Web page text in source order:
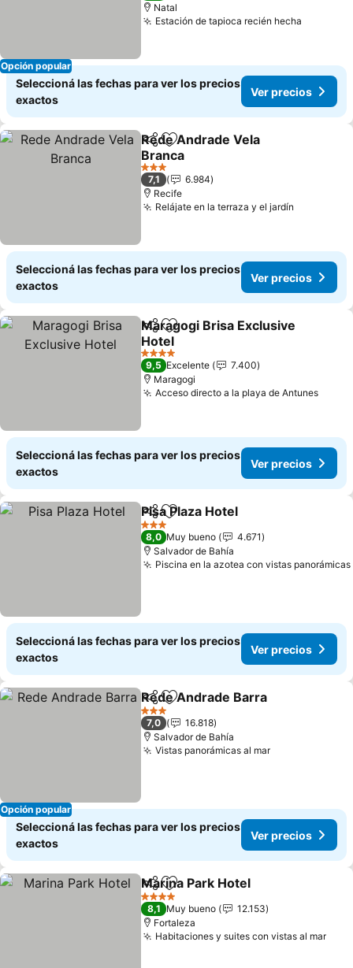
Opción popular
Natal
Estación de tapioca recién hecha
Seleccioná las fechas para ver los precios
exactos
Ver precios
CompartirAñadir a favoritos
Rede Andrade Vela
Branca
3 Estrellas
7,1
6.984
Recife
Relájate en la terraza y el jardín
Seleccioná las fechas para ver los precios
exactos
Ver precios
CompartirAñadir a favoritos
Maragogi Brisa Exclusive
Hotel
4 Estrellas
9,5 Excelente
7.400
Maragogi
Acceso directo a la playa de Antunes
Seleccioná las fechas para ver los precios
exactos
Ver precios
CompartirAñadir a favoritos
Pisa Plaza Hotel
3 Estrellas
8,0 Muy bueno
4.671
Salvador de Bahía
Piscina en la azotea con vistas panorámicas
Seleccioná las fechas para ver los precios
exactos
Ver precios
Opción popular
CompartirAñadir a favoritos
Rede Andrade Barra
3 Estrellas
7,0
16.818
Salvador de Bahía
Vistas panorámicas al mar
Seleccioná las fechas para ver los precios
exactos
Ver precios
CompartirAñadir a favoritos
Marina Park Hotel
4 Estrellas
8,1 Muy bueno
12.153
Fortaleza
Habitaciones y suites con vistas al mar